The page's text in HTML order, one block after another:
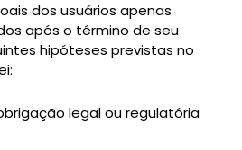
dos usuários apenas
após o término de seu
hipóteses previstas no
legal ou regulatória